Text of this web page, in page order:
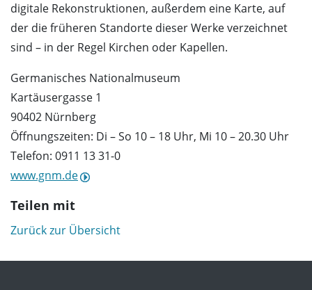
digitale Rekonstruktionen, außerdem eine Karte, auf
der die früheren Standorte dieser Werke verzeichnet
sind – in der Regel Kirchen oder Kapellen.
Germanisches Nationalmuseum
Kartäusergasse 1
90402 Nürnberg
Öffnungszeiten: Di – So 10 – 18 Uhr, Mi 10 – 20.30 Uhr
Telefon: 0911 13 31-0
www.gnm.de
Teilen mit
Zurück zur Übersicht